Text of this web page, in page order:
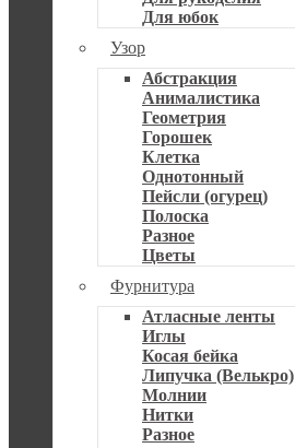
Для юбок
Узор
Абстракция
Анималистика
Геометрия
Горошек
Клетка
Однотонный
Пейсли (огурец)
Полоска
Разное
Цветы
Фурнитура
Атласные ленты
Иглы
Косая бейка
Липучка (Велькро)
Молнии
Нитки
Разное